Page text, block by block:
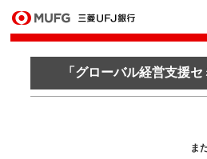
「グローバル経営支援
ま